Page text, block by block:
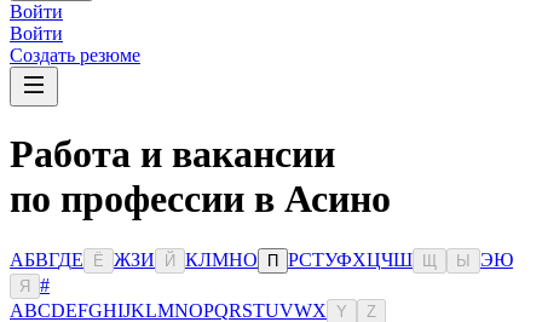
Войти
Войти
Создать резюме
Работа и вакансии
по профессии в Асино
АБВГДЕ Ё ЖЗИ Й КЛМНО П РСТУФХЦЧШ Ы ЭЮ
Я
#
ABCDEFGHIJKLMNOPQRSTUVWX Y Z